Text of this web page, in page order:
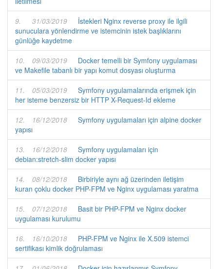
9. 31/03/2019
İstekleri Nginx reverse proxy ile ilgili
sunuculara yönlendirme ve istemcinin istek başlıklarını
günlüğe kaydetme
10. 09/03/2019
Docker temelli bir Symfony uygulaması
ve Makefile tabanlı bir yapı komut dosyası oluşturma
11. 05/03/2019
Symfony uygulamalarında erişmek için
her isteme benzersiz bir HTTP X-Request-Id ekleme
12. 16/12/2018
Symfony uygulamaları için alpine docker
yapısı
13. 16/12/2018
Symfony uygulamaları için
debian:stretch-slim docker yapısı
14. 08/12/2018
Birbiriyle aynı ağ üzerinden iletişim
kuran çoklu docker PHP-FPM ve Nginx uygulaması yaratma
15. 07/12/2018
Basit bir PHP-FPM ve Nginx docker
uygulaması kurulumu
16. 16/10/2018
PHP-FPM ve Nginx ile X.509 istemci
sertifikası kimlik doğrulaması